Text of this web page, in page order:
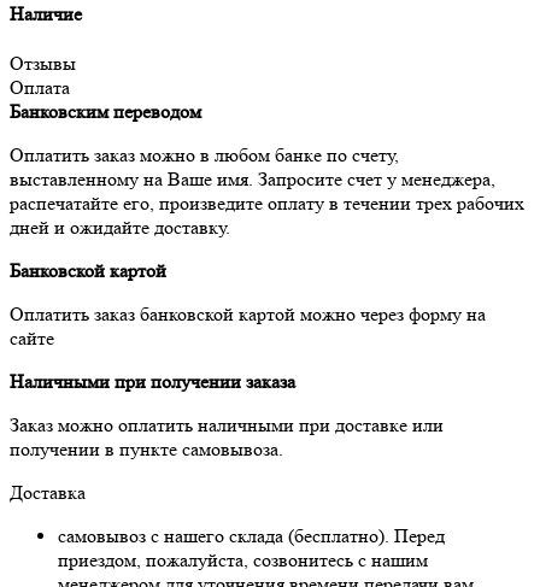
Наличие
Отзывы
Оплата
Банковским переводом
Оплатить заказ можно в любом банке по счету,
выставленному на Ваше имя. Запросите счет у менеджера,
распечатайте его, произведите оплату в течении трех рабочих
дней и ожидайте доставку.
Банковской картой
Оплатить заказ банковской картой можно через форму на
сайте
Наличными при получении заказа
Заказ можно оплатить наличными при доставке или
получении в пункте самовывоза.
Доставка
самовывоз с нашего склада (бесплатно). Перед
приездом, пожалуйста, созвонитесь с нашим